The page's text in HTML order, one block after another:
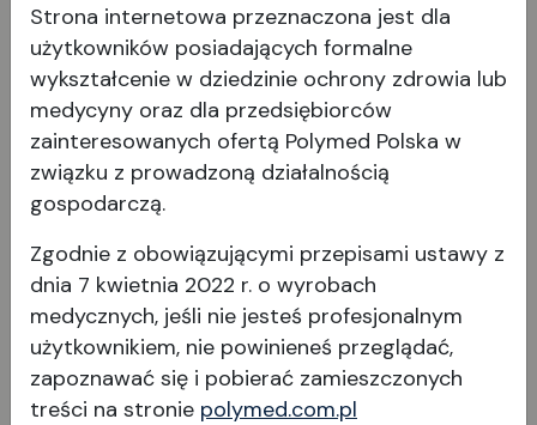
Zestaw aktualizacyjny /
akumulator litowy / mini
Strona internetowa przeznaczona jest dla
użytkowników posiadających formalne
wykształcenie w dziedzinie ochrony zdrowia lub
medycyny oraz dla przedsiębiorców
zainteresowanych ofertą Polymed Polska w
związku z prowadzoną działalnością
gospodarczą.
Zgodnie z obowiązującymi przepisami ustawy z
dnia 7 kwietnia 2022 r. o wyrobach
medycznych, jeśli nie jesteś profesjonalnym
użytkownikiem, nie powinieneś przeglądać,
zapoznawać się i pobierać zamieszczonych
treści na stronie polymed.com.pl